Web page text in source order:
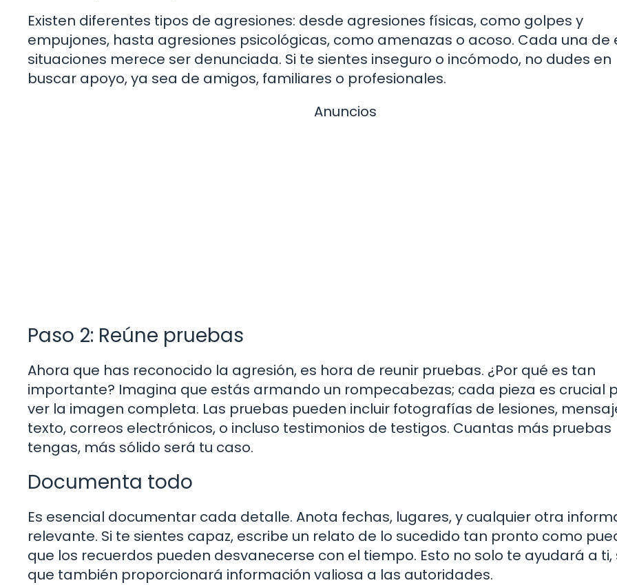
Existen diferentes tipos de agresiones: desde agresiones físicas, como golpes y
empujones, hasta agresiones psicológicas, como amenazas o acoso. Cada una de
situaciones merece ser denunciada. Si te sientes inseguro o incómodo, no dudes en
buscar apoyo, ya sea de amigos, familiares o profesionales.
Anuncios
Paso 2: Reúne pruebas
Ahora que has reconocido la agresión, es hora de reunir pruebas. ¿Por qué es tan
importante? Imagina que estás armando un rompecabezas; cada pieza es crucial
ver la imagen completa. Las pruebas pueden incluir fotografías de lesiones,
texto, correos electrónicos, o incluso testimonios de testigos. Cuantas más pruebas
tengas, más sólido será tu caso.
Documenta todo
Es esencial documentar cada detalle. Anota fechas, lugares, y cualquier otra
relevante. Si te sientes capaz, escribe un relato de lo sucedido tan pronto como
que los recuerdos pueden desvanecerse con el tiempo. Esto no solo te ayudará a ti,
que también proporcionará información valiosa a las autoridades.